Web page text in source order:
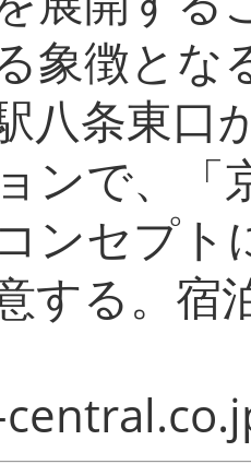
象徴とな
八条東口
ンで、「
ンセプト
する。宿